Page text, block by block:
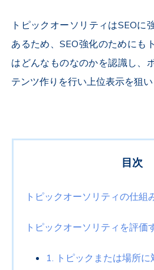
トピックオーソリティはSEOに
あるため、SEO強化のためにも
はどんなものなのかを認識し、
テンツ作りを行い上位表示を狙い
目次
トピックオーソリティの仕組
トピックオーソリティを評価
1. トピックまたは場所